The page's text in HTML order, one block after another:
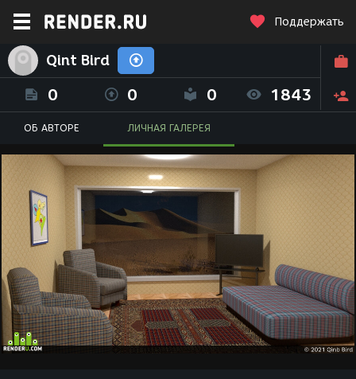
Поддержать
Qint Bird
0 0 0 1843
ОБ АВТОРЕ ЛИЧНАЯ ГАЛЕРЕЯ